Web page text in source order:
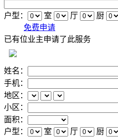
户型： 室 厅 厨
免费申请
已有位业主申请了此服务
姓名：
手机：
地区：
小区：
面积：
户型：
室 厅 厨